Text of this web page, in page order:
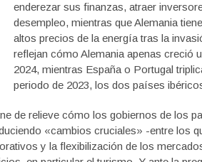
enderezar sus finanzas, atraer
desempleo, mientras que Alemania
altos precios de la energía tras la
reflejan cómo Alemania apenas creció
2024, mientras España o Portugal
periodo de 2023, los dos países
de relieve cómo los gobiernos de los
«cambios cruciales» -entre los
y la flexibilización de los